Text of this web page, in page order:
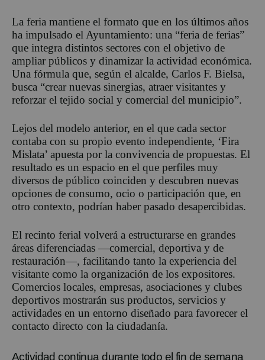
La feria mantiene el formato que en los últimos años
ha impulsado el Ayuntamiento: una “feria de ferias”
que integra distintos sectores con el objetivo de
ampliar públicos y dinamizar la actividad económica.
Una fórmula que, según el alcalde, Carlos F. Bielsa,
busca “crear nuevas sinergias, atraer visitantes y
reforzar el tejido social y comercial del municipio”.
Lejos del modelo anterior, en el que cada sector
contaba con su propio evento independiente, ‘Fira
Mislata’ apuesta por la convivencia de propuestas. El
resultado es un espacio en el que perfiles muy
diversos de público coinciden y descubren nuevas
opciones de consumo, ocio o participación que, en
otro contexto, podrían haber pasado desapercibidas.
El recinto ferial volverá a estructurarse en grandes
áreas diferenciadas —comercial, deportiva y de
restauración—, facilitando tanto la experiencia del
visitante como la organización de los expositores.
Comercios locales, empresas, asociaciones y clubes
deportivos mostrarán sus productos, servicios y
actividades en un entorno diseñado para favorecer el
contacto directo con la ciudadanía.
Actividad continua durante todo el fin de semana